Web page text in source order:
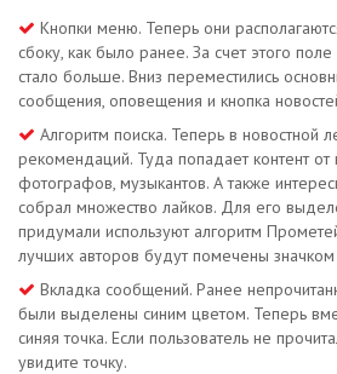
Кнопки меню. Теперь они
сбоку, как было ранее. За счет этого
стало больше. Вниз переместились
сообщения, оповещения и кнопка
Алгоритм поиска. Теперь в новостной
рекомендаций. Туда попадает контент
фотографов, музыкантов. А также
собрал множество лайков. Для его
придумали используют алгоритм
лучших авторов будут помечены значком
Вкладка сообщений. Ранее
были выделены синим цветом. Теперь
синяя точка. Если пользователь не
увидите точку.